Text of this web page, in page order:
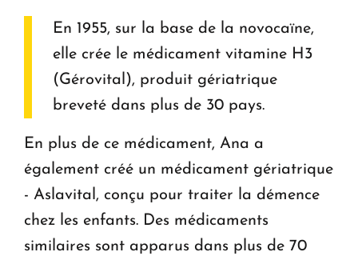
En 1955, sur la base de la novocaïne,
elle crée le médicament vitamine H3
(Gérovital), produit gériatrique
breveté dans plus de 30 pays.
En plus de ce médicament, Ana a
également créé un médicament gériatrique
- Aslavital, conçu pour traiter la démence
chez les enfants. Des médicaments
similaires sont apparus dans plus de 70